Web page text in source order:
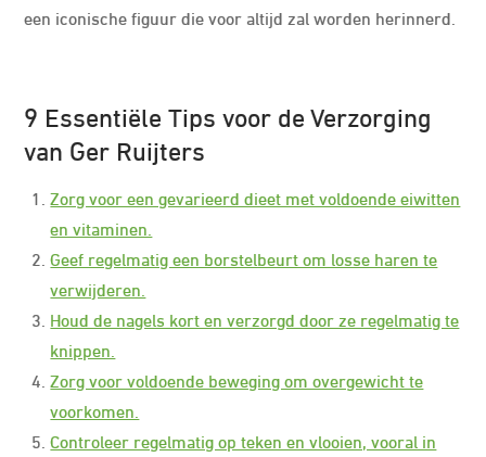
een iconische figuur die voor altijd zal worden herinnerd.
9 Essentiële Tips voor de Verzorging
van Ger Ruijters
Zorg voor een gevarieerd dieet met voldoende eiwitten
en vitaminen.
Geef regelmatig een borstelbeurt om losse haren te
verwijderen.
Houd de nagels kort en verzorgd door ze regelmatig te
knippen.
Zorg voor voldoende beweging om overgewicht te
voorkomen.
Controleer regelmatig op teken en vlooien, vooral in